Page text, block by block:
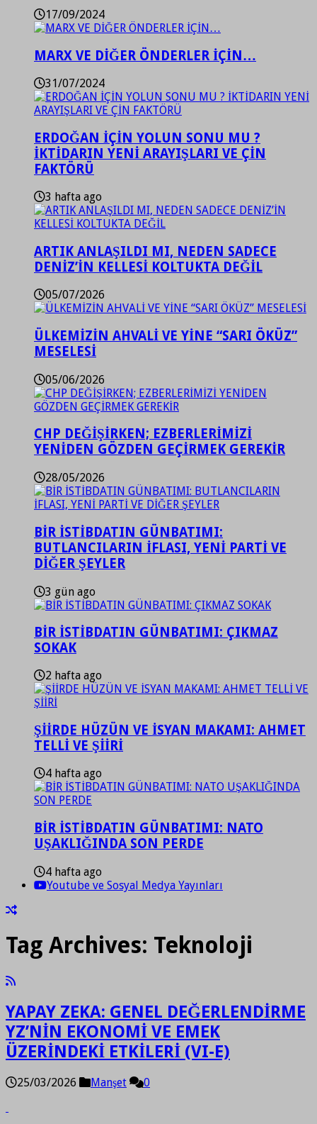
17/09/2024
MARX VE DİĞER ÖNDERLER İÇİN…
31/07/2024
ERDOĞAN İÇİN YOLUN SONU MU ?
İKTİDARIN YENİ ARAYIŞLARI VE ÇİN
FAKTÖRÜ
3 hafta ago
ARTIK ANLAŞILDI MI, NEDEN SADECE
DENİZ’İN KELLESİ KOLTUKTA DEĞİL
05/07/2026
ÜLKEMİZİN AHVALİ VE YİNE “SARI ÖKÜZ”
MESELESİ
05/06/2026
CHP DEĞİŞİRKEN; EZBERLERİMİZİ
YENİDEN GÖZDEN GEÇİRMEK GEREKİR
28/05/2026
BİR İSTİBDATIN GÜNBATIMI:
BUTLANCILARIN İFLASI, YENİ PARTİ VE
DİĞER ŞEYLER
3 gün ago
BİR İSTİBDATIN GÜNBATIMI: ÇIKMAZ
SOKAK
2 hafta ago
ŞİİRDE HÜZÜN VE İSYAN MAKAMI: AHMET
TELLİ VE ŞİİRİ
4 hafta ago
BİR İSTİBDATIN GÜNBATIMI: NATO
UŞAKLIĞINDA SON PERDE
4 hafta ago
Youtube ve Sosyal Medya Yayınları
Tag Archives: Teknoloji
YAPAY ZEKA: GENEL DEĞERLENDİRME
YZ’NİN EKONOMİ VE EMEK
ÜZERİNDEKİ ETKİLERİ (VI-E)
25/03/2026 Manşet 0